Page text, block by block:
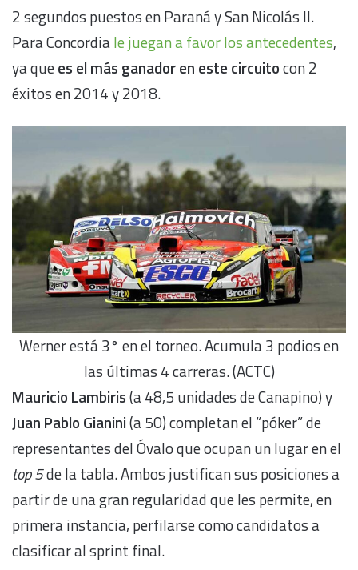
2 segundos puestos en Paraná y San Nicolás II.
Para Concordiale juegan a favor los antecedentes,
ya quees el más ganador en este circuitocon 2
éxitos en 2014 y 2018.
Werner está 3° en el torneo. Acumula 3 podios en
las últimas 4 carreras. (ACTC)
Mauricio Lambiris(a 48,5 unidades de Canapino) y
Juan Pablo Gianini(a 50) completan el “póker” de
representantes del Óvalo que ocupan un lugar en el
top 5de la tabla. Ambos justifican sus posiciones a
partir de una gran regularidad que les permite, en
primera instancia, perfilarse como candidatos a
clasificar al sprint final.